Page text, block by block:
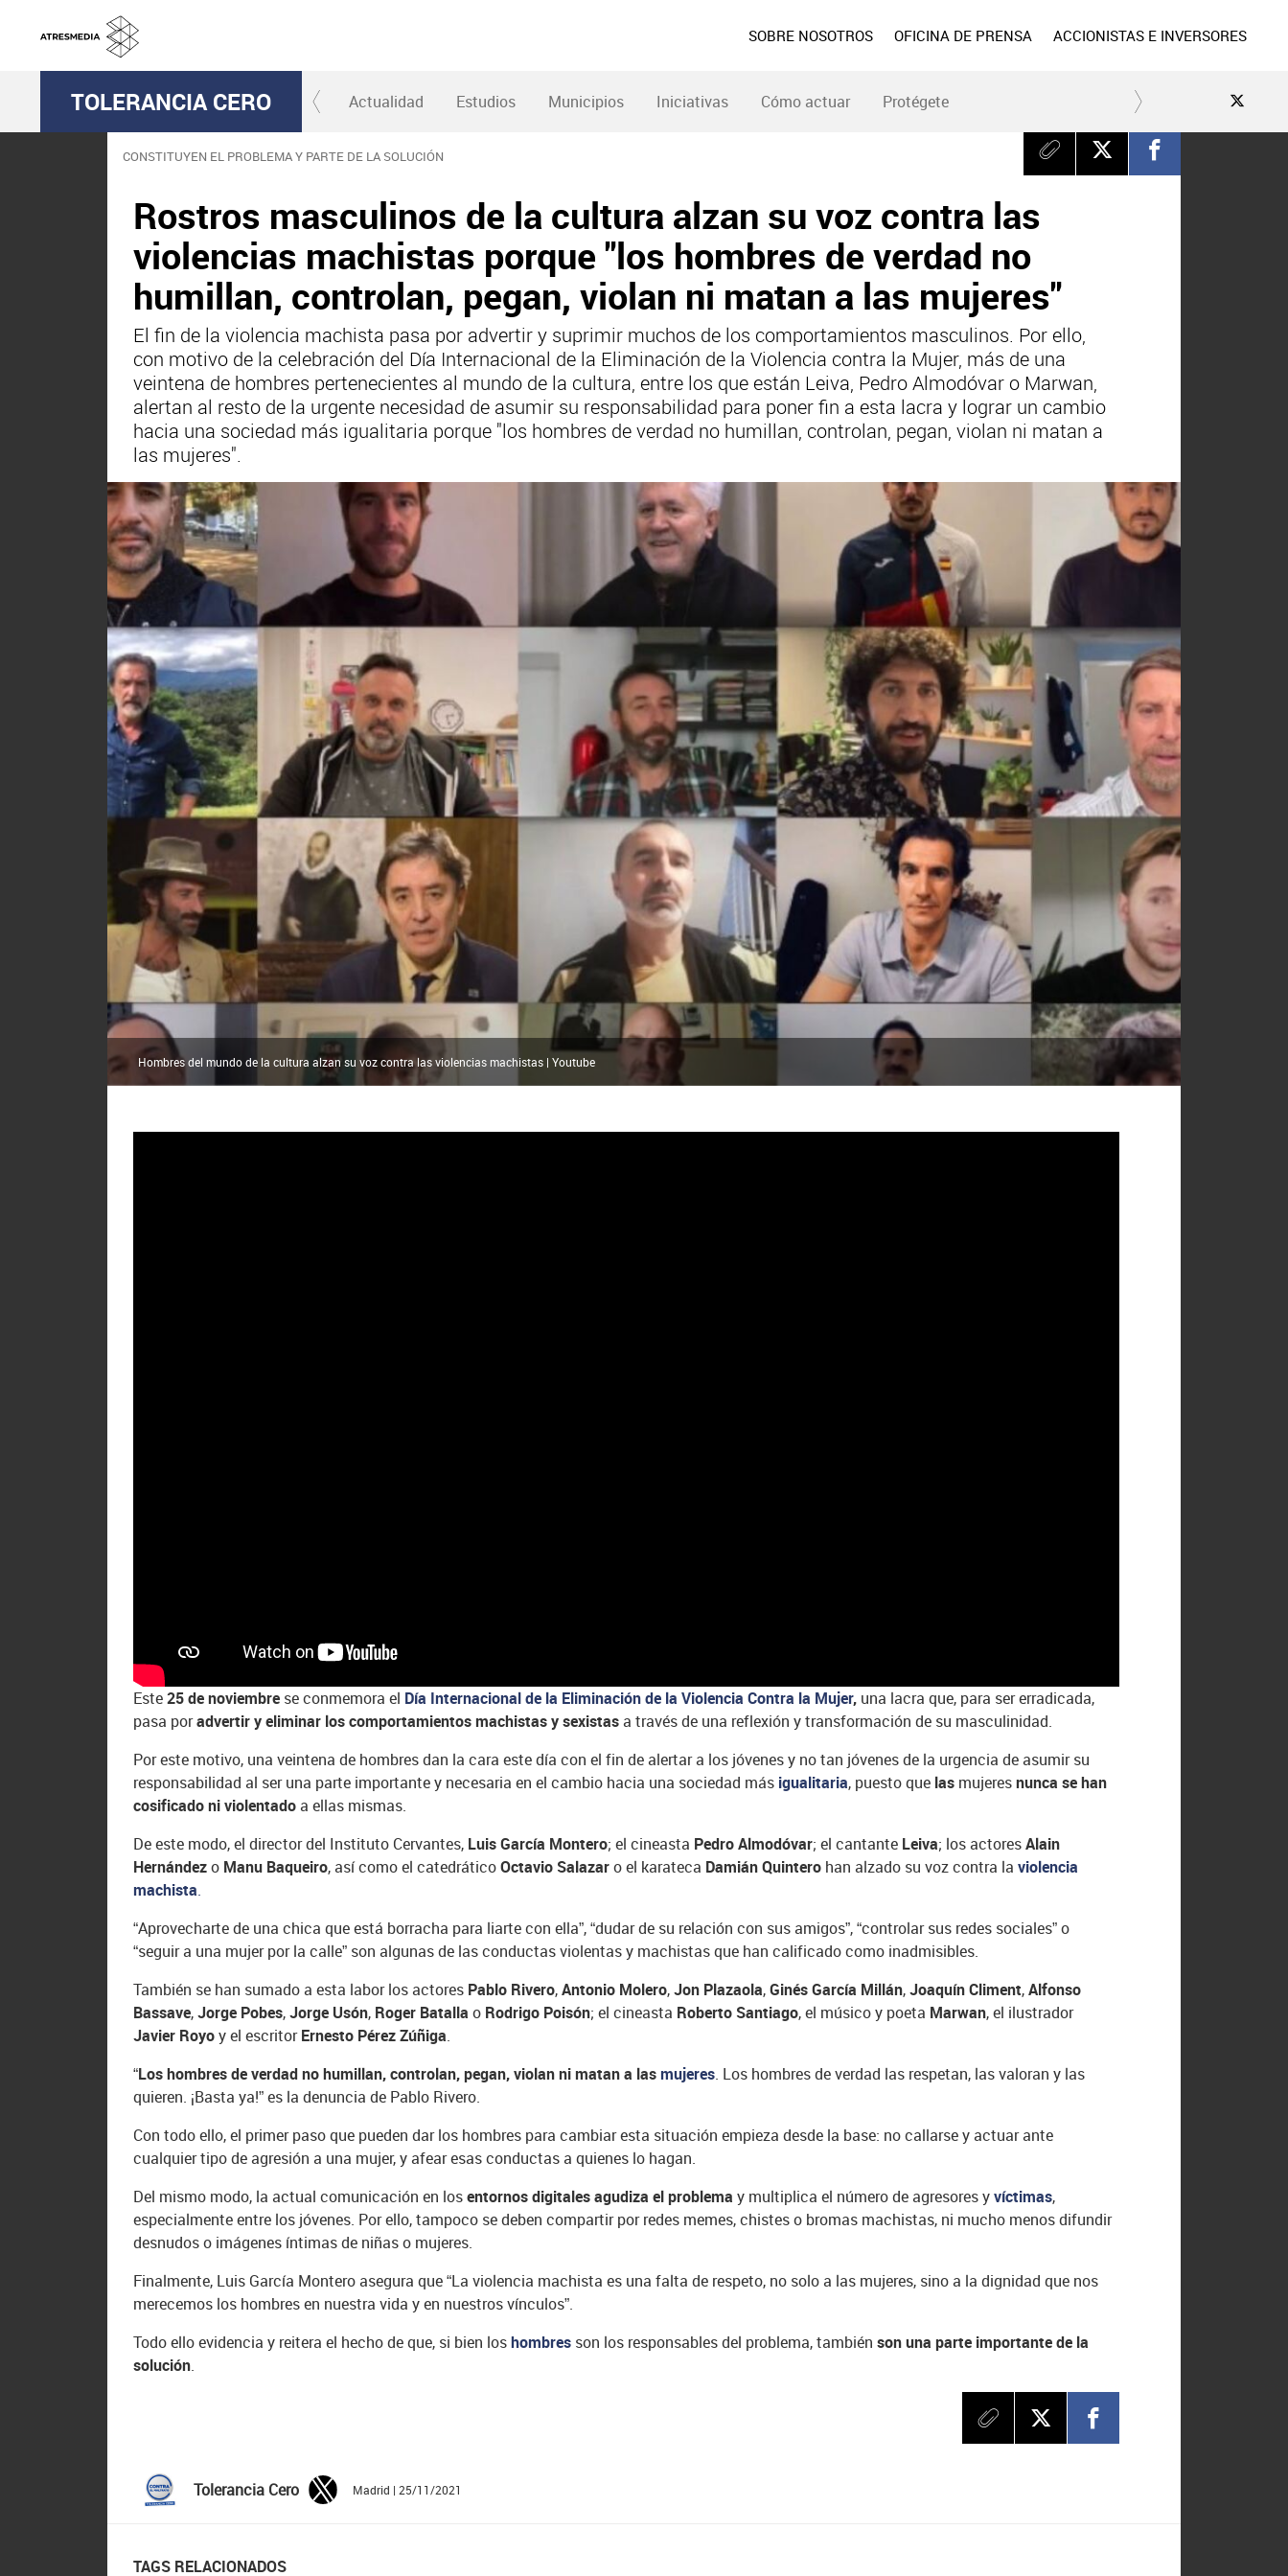
SOBRE NOSOTROS OFICINA DE PRENSA ACCIONISTAS E INVERSORES
TOLERANCIA CERO Actualidad Estudios Municipios Iniciativas Cómo actuar Protégete
CONSTITUYEN EL PROBLEMA Y PARTE DE LA SOLUCIÓN
Rostros masculinos de la cultura alzan su voz contra las
violencias machistas porque "los hombres de verdad no
humillan, controlan, pegan, violan ni matan a las mujeres"
El fin de la violencia machista pasa por advertir y suprimir muchos de los comportamientos masculinos. Por ello,
con motivo de la celebración del Día Internacional de la Eliminación de la Violencia contra la Mujer, más de una
veintena de hombres pertenecientes al mundo de la cultura, entre los que están Leiva, Pedro Almodóvar o Marwan,
alertan al resto de la urgente necesidad de asumir su responsabilidad para poner fin a esta lacra y lograr un cambio
hacia una sociedad más igualitaria porque "los hombres de verdad no humillan, controlan, pegan, violan ni matan a
las mujeres".
Hombres del mundo de la cultura alzan su voz contra las violencias machistas | Youtube
Este25 de noviembre se conmemora el Día Internacional de la Eliminación de la Violencia Contra la Mujer, una lacra que, para ser erradicada,
pasa poradvertir y eliminar los comportamientos machistas y sexistasa través de una reflexión y transformación de su masculinidad.
Por este motivo, una veintena de hombres dan la cara este día con el fin de alertar a los jóvenes y no tan jóvenes de la urgencia de asumir su
responsabilidad al ser una parte importante y necesaria en el cambio hacia una sociedad más igualitaria, puesto que las mujeresnunca se han
cosificado ni violentadoa ellas mismas.
De este modo, el director del Instituto Cervantes, Luis García Montero; el cineasta Pedro Almodóvar; el cantante Leiva; los actoresAlain
Hernándezo Manu Baqueiro, así como el catedráticoOctavio Salazaro el karateca Damián Quintero han alzado su voz contra laviolencia
machista.
“Aprovecharte de una chica que está borracha para liarte con ella”, “dudar de su relación con sus amigos”, “controlar sus redes sociales” o
“seguir a una mujer por la calle” son algunas de las conductas violentas y machistas que han calificado como inadmisibles.
También se han sumado a esta labor los actores Pablo Rivero,Antonio Molero,Jon Plazaola,Ginés García Millán,Joaquín Climent,Alfonso
Bassave,Jorge Pobes,Jorge Usón, Roger Batalla o Rodrigo Poisón; el cineasta Roberto Santiago, el músico y poeta Marwan, el ilustrador
Javier Royoy el escritorErnesto Pérez Zúñiga.
“Los hombres de verdad no humillan, controlan, pegan, violan ni matan a lasmujeres. Los hombres de verdad las respetan, las valoran y las
quieren. ¡Basta ya!” es la denuncia de Pablo Rivero.
Con todo ello, el primer paso que pueden dar los hombres para cambiar esta situación empieza desde la base: no callarse y actuar ante
cualquier tipo de agresión a una mujer, y afear esas conductas a quienes lo hagan.
Del mismo modo, la actual comunicación en losentornos digitales agudiza el problemay multiplica el número de agresores yvíctimas,
especialmente entre los jóvenes. Por ello, tampoco se deben compartir por redes memes, chistes o bromas machistas, ni mucho menos difundir
desnudos o imágenes íntimas de niñas o mujeres.
Finalmente, Luis García Montero asegura que “La violencia machista es una falta de respeto, no solo a las mujeres, sino a la dignidad que nos
merecemos los hombres en nuestra vida y en nuestros vínculos”.
Todo ello evidencia y reitera el hecho de que, si bien loshombres son los responsables del problema, tambiénson una parte importante de la
solución.
Tolerancia Cero Madrid | 25/11/2021
TAGS RELACIONADOS